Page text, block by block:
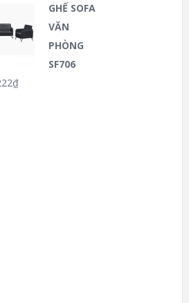
GHẾ SOFA
VĂN
PHÒNG
SF706
₫